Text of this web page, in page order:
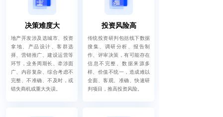
地产开发涉及选城市、投资
拿地、产品设计、客群选
择、营销推广、建设运营等
环节，业务周期长、牵涉面
广、内容复杂、综合考虑不
完整、不准确、不及时，或
错失商机或重大失误。
决策难度大
传统投资研判包括线下数据
搜集、调研分析、报告制
作、评审决策，有可能存在
信息不完整、数据来源多
样、价值不统一，造成难以
全面、客观、准确、快速研
判项目，推高投资风险。
投资风险高